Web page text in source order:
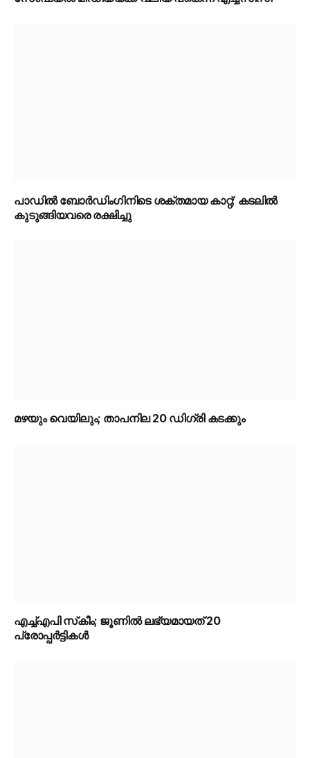
പാഡിൽ ബോർഡിംഗിനിടെ ശക്തമായ കാറ്റ്; കടലിൽ
കുടുങ്ങിയവരെ രക്ഷിച്ചു
മഴയും വെയിലും; താപനില 20 ഡിഗ്രി കടക്കും
എച്ച്എപി സ്‌കീം; ജൂണിൽ ലഭ്യമായത് 20
പ്രോപ്പർട്ടികൾ